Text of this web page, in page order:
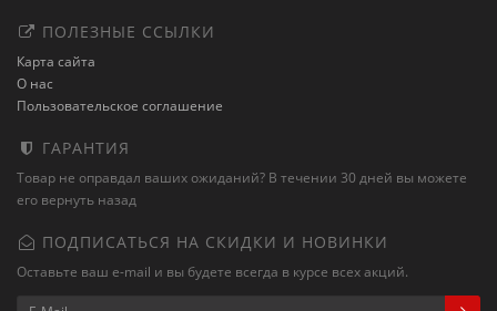
ПОЛЕЗНЫЕ ССЫЛКИ
Карта сайта
О нас
Пользовательское соглашение
ГАРАНТИЯ
Товар не оправдал ваших ожиданий? В течении 30 дней вы можете
его вернуть назад
ПОДПИСАТЬСЯ НА СКИДКИ И НОВИНКИ
Оставьте ваш e-mail и вы будете всегда в курсе всех акций.